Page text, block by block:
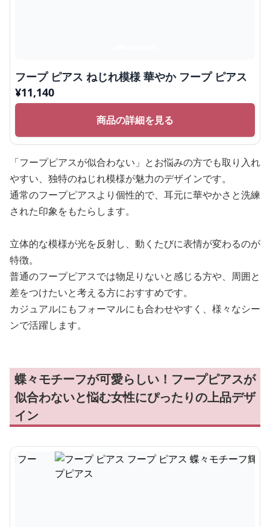
フープ ピアス ねじれ模様 華やか フープ ピアス
¥11,140
商品の詳細を見る
「フープピアスが似合わない」とお悩みの方でも取り入れ
やすい、独特のねじれ模様が魅力のデザインです。
通常のフープピアスより個性的で、耳元に華やかさと洗練
された印象をもたらします。
立体的な模様が光を反射し、動くたびに表情が変わるのが
特徴。
普通のフープピアスでは物足りないと感じる方や、周囲と
差をつけたいと考える方におすすめです。
カジュアルにもフォーマルにも合わせやすく、様々なシー
ンで活躍します。
蝶々モチーフが可愛らしい！フープピアスが
似合わないと悩む女性にぴったりの上品デザ
イン